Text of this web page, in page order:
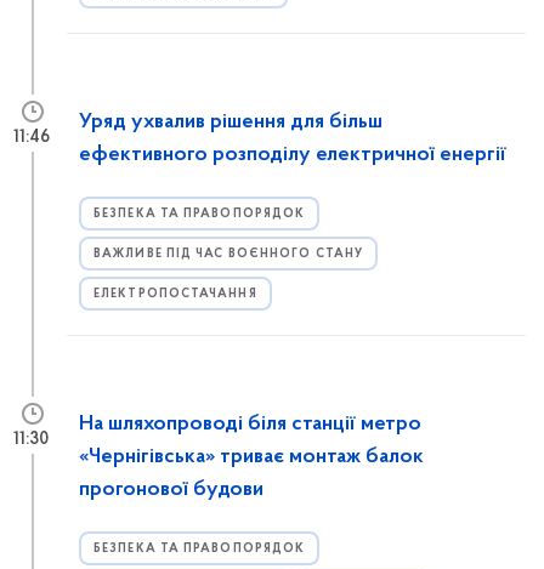
Уряд ухвалив рішення для більш
ефективного розподілу електричної енергії
БЕЗПЕКА ТА ПРАВОПОРЯДОК
ВАЖЛИВЕ ПІД ЧАС ВОЄННОГО СТАНУ
ЕЛЕКТРОПОСТАЧАННЯ
11:46
На шляхопроводі біля станції метро
«Чернігівська» триває монтаж балок
прогонової будови
БЕЗПЕКА ТА ПРАВОПОРЯДОК
11:30